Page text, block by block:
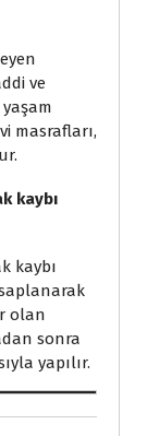
ve
masrafları,
kaybı
kaybı
olan
sonra
yapılır.